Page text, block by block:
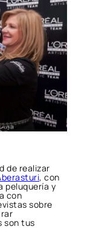
de realizar
, con
peluquería y
con
sobre
son tus